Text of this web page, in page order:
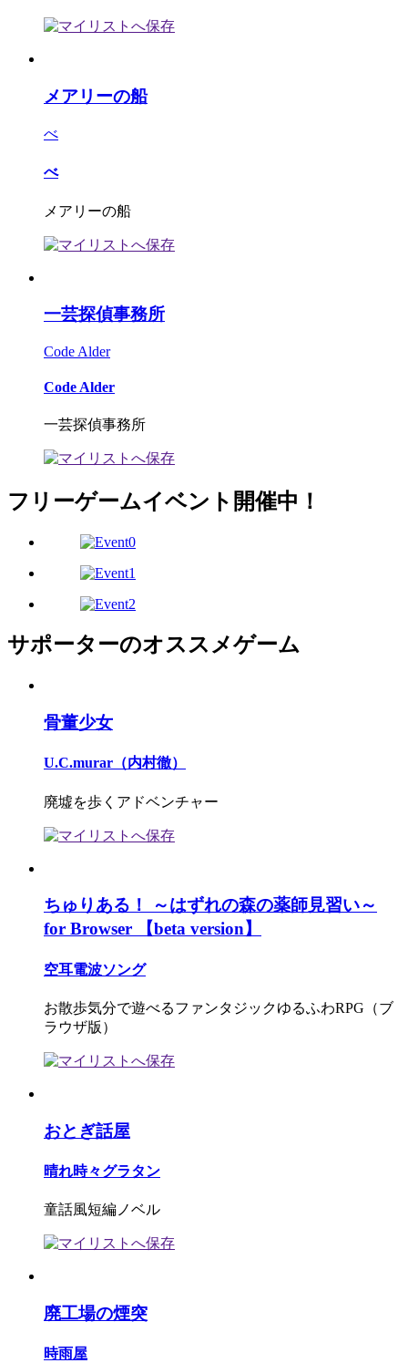
メアリーの船
べ
べ
メアリーの船
一芸探偵事務所
Code Alder
Code Alder
一芸探偵事務所
フリーゲームイベント開催中！
サポーターのオススメゲーム
骨董少女
U.C.murar（内村徹）
廃墟を歩くアドベンチャー
ちゅりある！ ～はずれの森の薬師見習い～
for Browser 【beta version】
空耳電波ソング
お散歩気分で遊べるファンタジックゆるふわRPG（ブ
ラウザ版）
おとぎ話屋
晴れ時々グラタン
童話風短編ノベル
廃工場の煙突
時雨屋